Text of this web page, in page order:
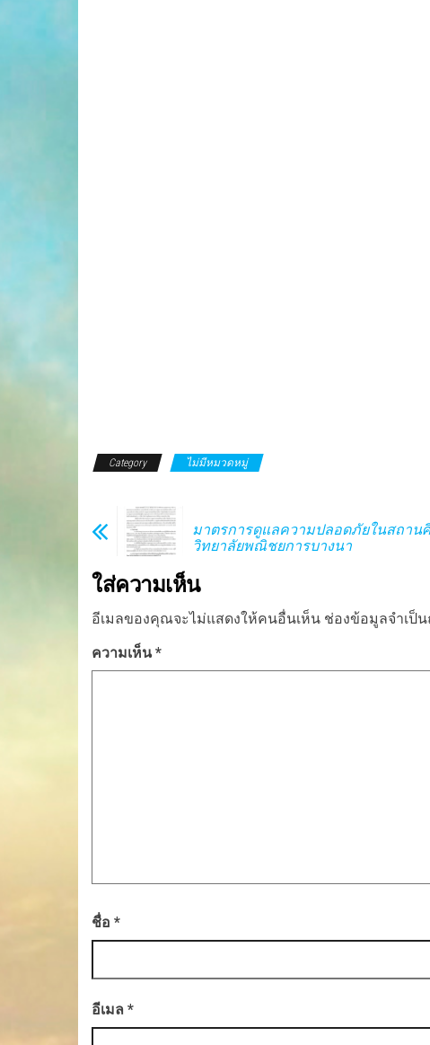
Category ไม่มีหมวดหมู่
มาตรการดูแลความปลอดภัยในสถาน
วิทยาลัยพณิชยการบางนา
ใส่ความเห็น
อีเมลของคุณจะไม่แสดงให้คนอื่นเห็น ช่องข้อมูลจำเป็
ความเห็น*
ชื่อ *
อีเมล *